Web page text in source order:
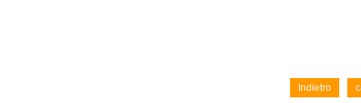
Indietro